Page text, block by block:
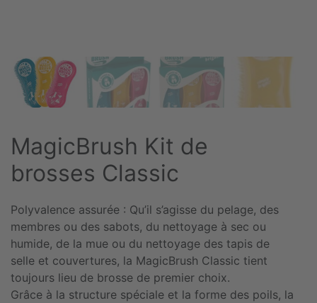
MagicBrush Kit de
brosses Classic
Polyvalence assurée : Qu’il s’agisse du pelage, des
membres ou des sabots, du nettoyage à sec ou
humide, de la mue ou du nettoyage des tapis de
selle et couvertures, la MagicBrush Classic tient
toujours lieu de brosse de premier choix.
Grâce à la structure spéciale et la forme des poils, la